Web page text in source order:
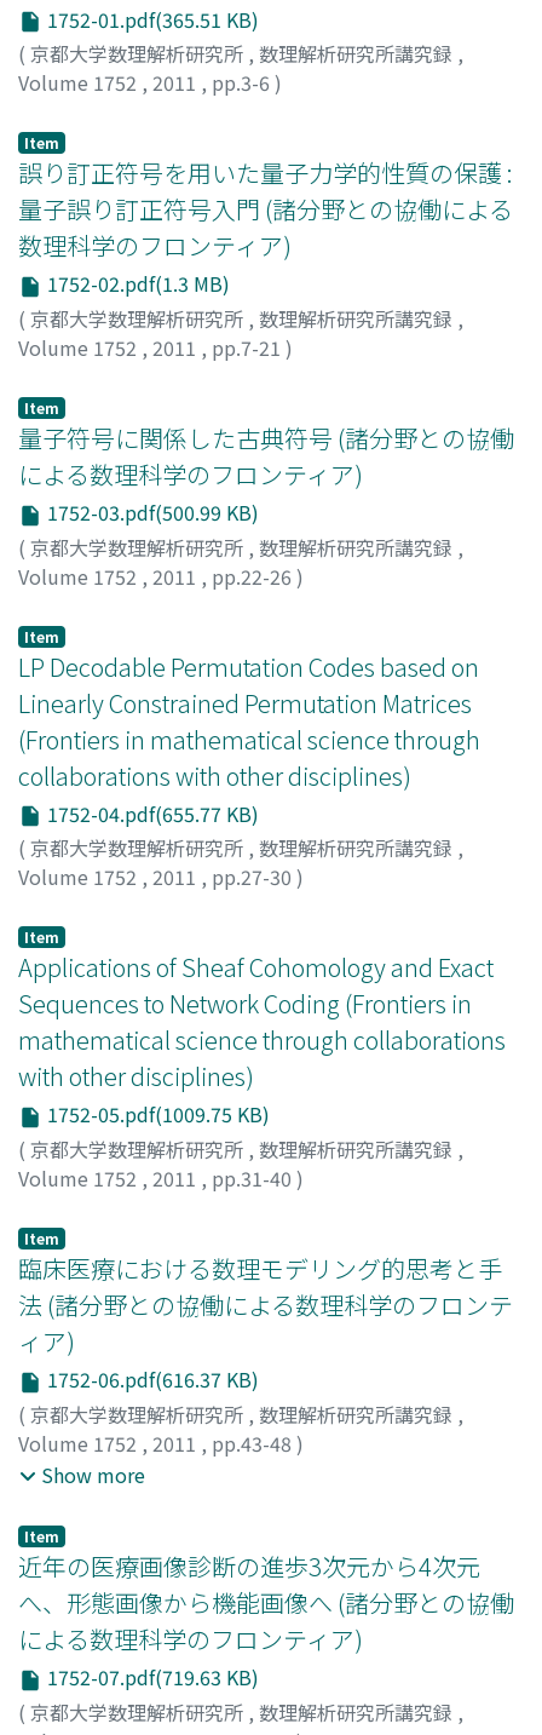
1752-01.pdf(365.51 KB)
( 京都大学数理解析研究所 , 数理解析研究所講究録 ,
Volume 1752 , 2011 , pp.3-6 )
Item
誤り訂正符号を用いた量子力学的性質の保護 :
量子誤り訂正符号入門 (諸分野との協働による
数理科学のフロンティア)
1752-02.pdf(1.3 MB)
( 京都大学数理解析研究所 , 数理解析研究所講究録 ,
Volume 1752 , 2011 , pp.7-21 )
Item
量子符号に関係した古典符号 (諸分野との協働
による数理科学のフロンティア)
1752-03.pdf(500.99 KB)
( 京都大学数理解析研究所 , 数理解析研究所講究録 ,
Volume 1752 , 2011 , pp.22-26 )
Item
LP Decodable Permutation Codes based on
Linearly Constrained Permutation Matrices
(Frontiers in mathematical science through
collaborations with other disciplines)
1752-04.pdf(655.77 KB)
( 京都大学数理解析研究所 , 数理解析研究所講究録 ,
Volume 1752 , 2011 , pp.27-30 )
原, 学
Item
Applications of Sheaf Cohomology and Exact
Sequences to Network Coding (Frontiers in
mathematical science through collaborations
with other disciplines)
1752-05.pdf(1009.75 KB)
( 京都大学数理解析研究所 , 数理解析研究所講究録 ,
Volume 1752 , 2011 , pp.31-40 )
スアキ
Item
臨床医療における数理モデリング的思考と手
法 (諸分野との協働による数理科学のフロンテ
ィア)
1752-06.pdf(616.37 KB)
( 京都大学数理解析研究所 , 数理解析研究所講究録 ,
Volume 1752 , 2011 , pp.43-48 )
水藤, 寛; 植田, 琢也
ウ, ヒロシ
フミオ
Show more
Item
近年の医療画像診断の進歩3次元から4次元
へ、形態画像から機能画像へ (諸分野との協働
による数理科学のフロンティア)
1752-07.pdf(719.63 KB)
( 京都大学数理解析研究所 , 数理解析研究所講究録 ,